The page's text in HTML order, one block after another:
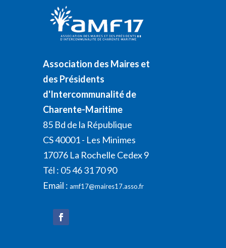
Association des Maires et
des Présidents
d'Intercommunalité de
Charente-Maritime
85 Bd de la République
CS 40001 - Les Minimes
17076 La Rochelle Cedex 9
Tél : 05 46 31 70 90
Email : amf17@maires17.asso.fr